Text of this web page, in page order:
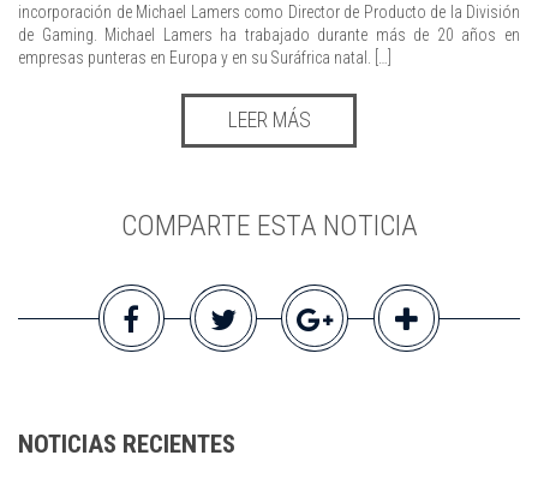
incorporación de Michael Lamers como Director de Producto de la División
de Gaming. Michael Lamers ha trabajado durante más de 20 años en
empresas punteras en Europa y en su Suráfrica natal. […]
LEER MÁS
COMPARTE ESTA NOTICIA
NOTICIAS RECIENTES